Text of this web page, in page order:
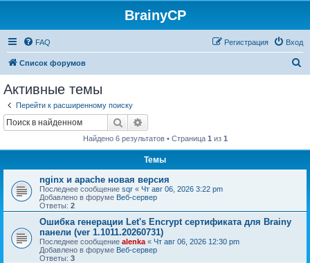
BrainyCP
FAQ Вход
Регистрация
Список форумов
Активные темы
Перейти к расширенному поиску
Поиск
Найдено 6 результатов • Страница 1 из 1
Темы
nginx и apache новая версия
Последнее сообщение sqr « Чт авг 06, 2026 3:22 pm
Добавлено в форуме Веб-сервер
Ответы: 2
Ошибка генерации Let's Encrypt сертификата для Brainy
панели (ver 1.1011.20260731)
Последнее сообщение alenka « Чт авг 06, 2026 12:30 pm
Добавлено в форуме Веб-сервер
Ответы: 3